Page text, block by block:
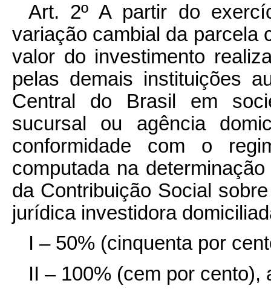
Art. 2º A partir do
variação cambial da parcela
valor do investimento
pelas demais instituições
Central do Brasil em
sucursal ou agência
conformidade com o
computada na
da Contribuição Social
jurídica investidora
I – 50% (cinquenta por
II – 100% (cem por